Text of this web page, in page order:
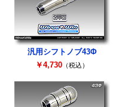
汎用シフトノブ43Φ
￥4,730 （税込）